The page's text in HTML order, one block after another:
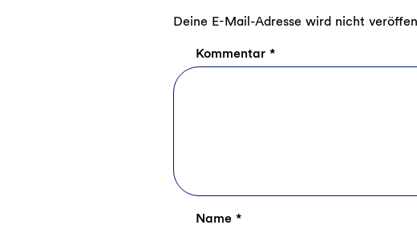
Deine E-Mail-Adresse wird nicht
Kommentar *
Name *